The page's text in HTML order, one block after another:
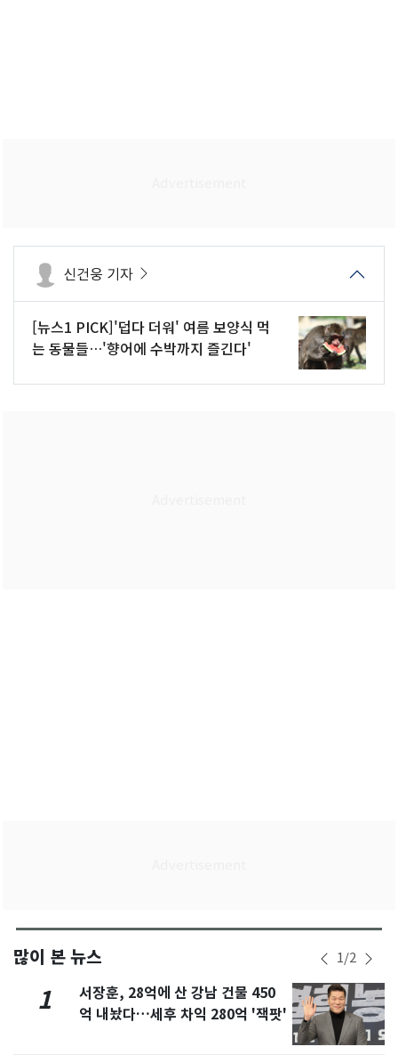
신건웅 기자
[뉴스1 PICK]'덥다 더워' 여름 보양식 먹
는 동물들…'향어에 수박까지 즐긴다'
많이 본 뉴스 1/2
1
서장훈, 28억에 산 강남 건물 450
억 내놨다…세후 차익 280억 '잭팟'